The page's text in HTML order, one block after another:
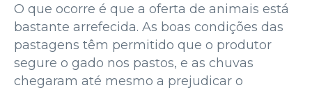
O que ocorre é que a oferta de animais está
bastante arrefecida. As boas condições das
pastagens têm permitido que o produtor
segure o gado nos pastos, e as chuvas
chegaram até mesmo a prejudicar o